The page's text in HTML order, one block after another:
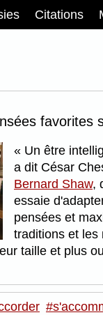
Citations
favorites
Un être
a dit César
Bernard Shaw,
essaie
pensées et
traditions et
taille et plus